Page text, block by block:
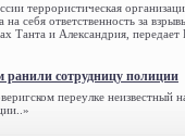
террористическая
на себя ответственность за
Танта и Александрия, передает
сотрудницу полиции
переулке неизвестный